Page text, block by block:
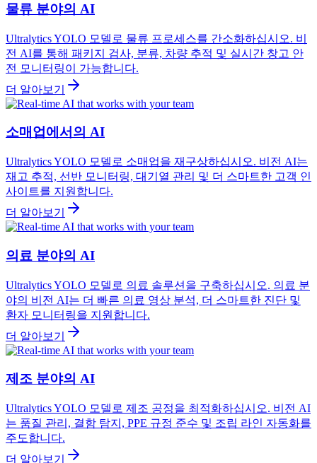
물류 분야의 AI
Ultralytics YOLO 모델로 물류 프로세스를 간소화하십시오. 비
전 AI를 통해 패키지 검사, 분류, 차량 추적 및 실시간 창고 안
전 모니터링이 가능합니다.
더 알아보기
소매업에서의 AI
Ultralytics YOLO 모델로 소매업을 재구상하십시오. 비전 AI는
재고 추적, 선반 모니터링, 대기열 관리 및 더 스마트한 고객 인
사이트를 지원합니다.
더 알아보기
의료 분야의 AI
Ultralytics YOLO 모델로 의료 솔루션을 구축하십시오. 의료 분
야의 비전 AI는 더 빠른 의료 영상 분석, 더 스마트한 진단 및
환자 모니터링을 지원합니다.
더 알아보기
제조 분야의 AI
Ultralytics YOLO 모델로 제조 공정을 최적화하십시오. 비전 AI
는 품질 관리, 결함 탐지, PPE 규정 준수 및 조립 라인 자동화를
주도합니다.
더 알아보기